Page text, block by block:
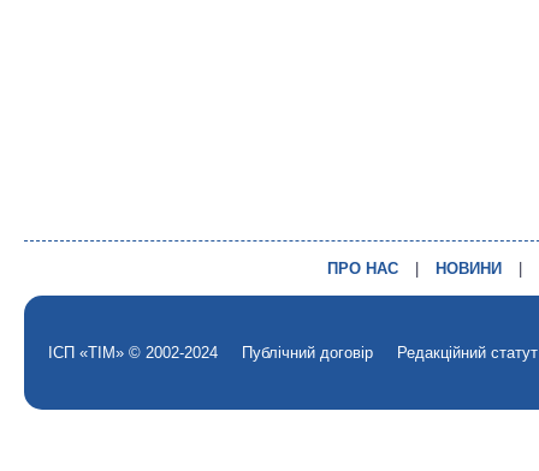
ПРО НАС НОВИНИ
ІСП «ТІМ» © 2002-2024 Публічний договір Редакційний статут